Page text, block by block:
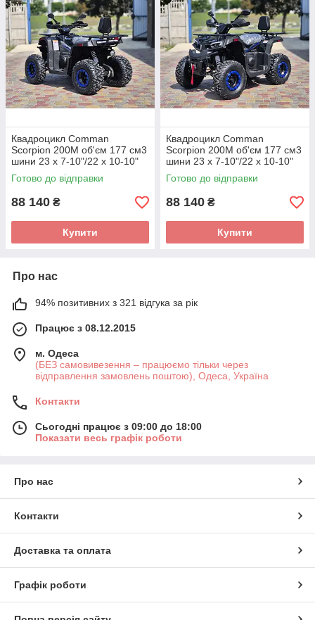
Квадроцикл Comman
Scorpion 200M об'єм 177 см3
шини 23 x 7-10"/22 x 10-10"
13 к.с.
Готово до відправки
88 140 ₴
Купити
Квадроцикл Comman
Scorpion 200M об'єм 177 см3
шини 23 x 7-10"/22 x 10-10"
13 к.с.
Готово до відправки
88 140 ₴
Купити
Про нас
94% позитивних з 321 відгука за рік
Працює з 08.12.2015
м. Одеса
(БЕЗ самовивезення – працюємо тільки через
відправлення замовлень поштою), Одеса, Україна
Контакти
Сьогодні працює з 09:00 до 18:00
Показати весь графік роботи
Про нас
Контакти
Доставка та оплата
Графік роботи